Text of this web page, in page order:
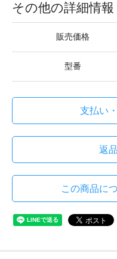
その他の詳細情報
販売価格
型番
支払い
返
この商品に